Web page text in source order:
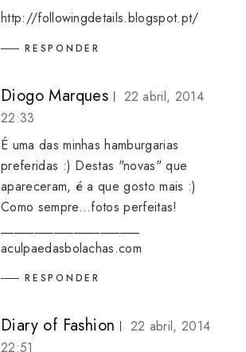
http://followingdetails.blogspot.pt/
RESPONDER
Diogo Marques
22 abril, 2014
22:33
É uma das minhas hamburgarias
preferidas :) Destas "novas" que
apareceram, é a que gosto mais :)
Como sempre...fotos perfeitas!
aculpaedasbolachas.com
RESPONDER
Diary of Fashion
22 abril, 2014
22:51